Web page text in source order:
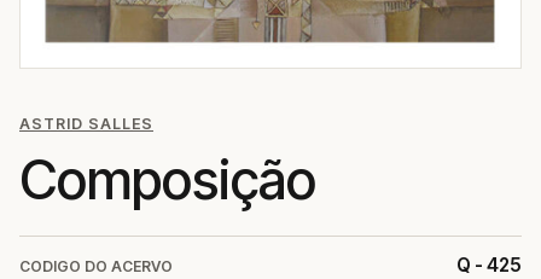
ASTRID SALLES
Composição
CODIGO DO ACERVO Q - 425